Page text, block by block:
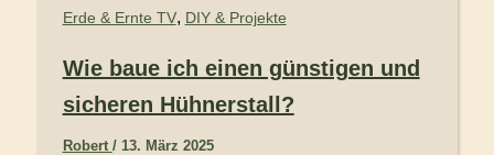
Erde & Ernte TV, DIY & Projekte
Wie baue ich einen günstigen und
sicheren Hühnerstall?
Robert / 13. März 2025